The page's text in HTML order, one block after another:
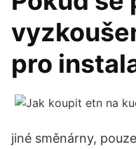
pro
jiné směnárny,